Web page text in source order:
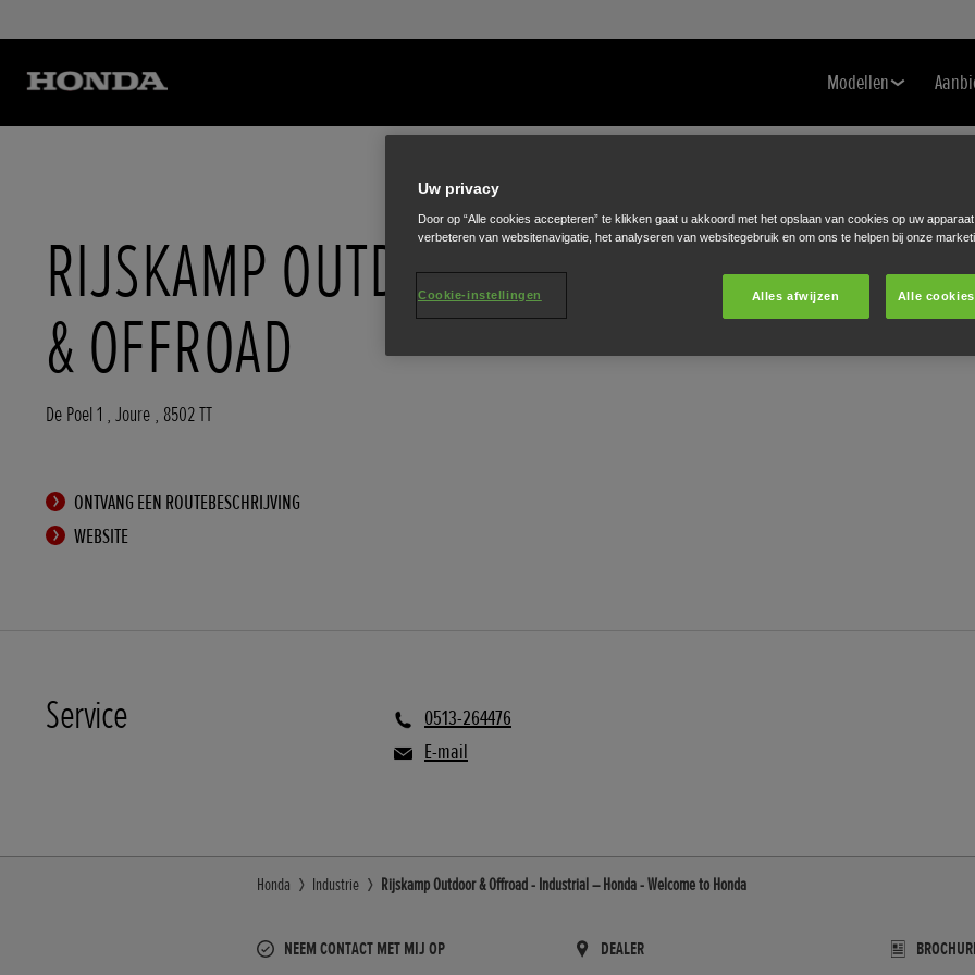
Modellen
RIJSKAMP OUTDOOR
& OFFROAD
De Poel 1 , Joure , 8502 TT
ONTVANG EEN ROUTEBESCHRIJVING
WEBSITE
Service
0513-264476
E-mail
Honda Industrie Rijskamp Outdoor & Offroad - Industrial – Honda - Welcome to Honda
NEEM CONTACT MET MIJ OP DEALER
Uw privacy
Door op “Alle cookies accepteren” te klikken gaat u akkoord met het opslaan van cookies op uw
verbeteren van websitenavigatie, het analyseren van websitegebruik en om ons te helpen bij onze
Alles afwijzen Alle
Cookie-instellingen